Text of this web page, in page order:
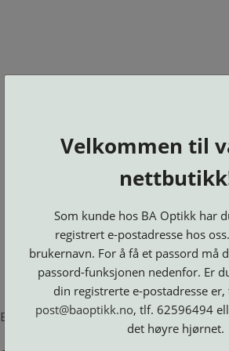
BA OPTIKK
KJØPSVILKÅR
OSS
BESTILL
DELER
LOGG INN
Brillerens
Brillesnorer
Clip-
on
Suncover
Etuier
Innfatninger
Lesebriller
Luper
og
Speil
Maskiner
Microkluter
Neseputer
Se alle kategorier
Error loading product page.
Velkommen til
Som kunde hos BA Optikk har
registrert e-postadresse hos
brukernavn. For å få et passord må
passord-funksjonen nedenfor. Er
din registrerte e-postadresse
post@baoptikk.no, tlf. 62596494
det høyre hjørnet.